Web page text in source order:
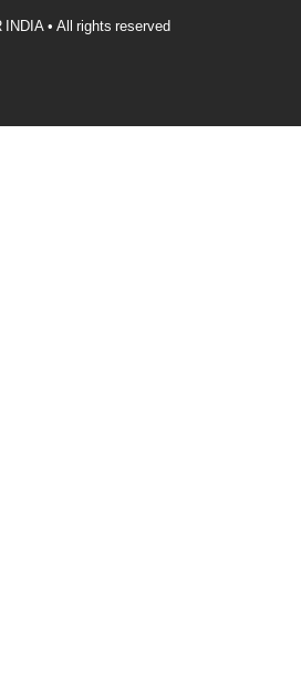
• All rights reserved